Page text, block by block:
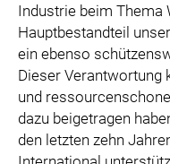
Industrie beim Thema
Hauptbestandteil
ein ebenso
Dieser Verantwortung
und
dazu beigetragen
den letzten zehn